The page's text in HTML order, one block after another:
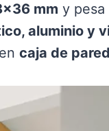
mm y pesa
aluminio y
encaja de pared